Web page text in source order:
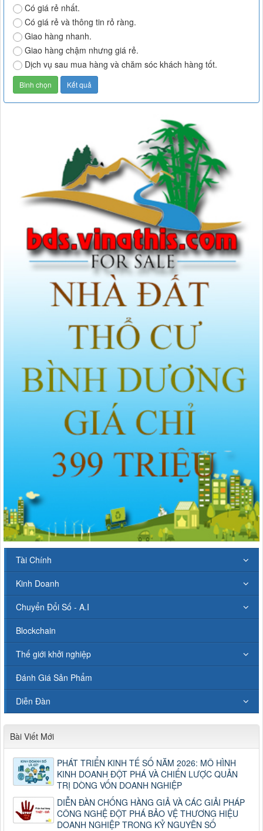
Có giá rẻ nhất.
Có giá rẻ và thông tin rỏ ràng.
Giao hàng nhanh.
Giao hàng chậm nhưng giá rẻ.
Dịch vụ sau mua hàng và chăm sóc khách hàng tốt.
Tài Chính
Kinh Doanh
Chuyển Đổi Số - A.I
Blockchain
Thế giới khởi nghiệp
Đánh Giá Sản Phẩm
Diễn Đàn
Bài Viết Mới
PHÁT TRIỂN KINH TẾ SỐ NĂM 2026: MÔ HÌNH
KINH DOANH ĐỘT PHÁ VÀ CHIẾN LƯỢC QUẢN
TRỊ DÒNG VỐN DOANH NGHIỆP
DIỄN ĐÀN CHỐNG HÀNG GIẢ VÀ CÁC GIẢI PHÁP
CÔNG NGHỆ ĐỘT PHÁ BẢO VỆ THƯƠNG HIỆU
DOANH NGHIỆP TRONG KỶ NGUYÊN SỐ